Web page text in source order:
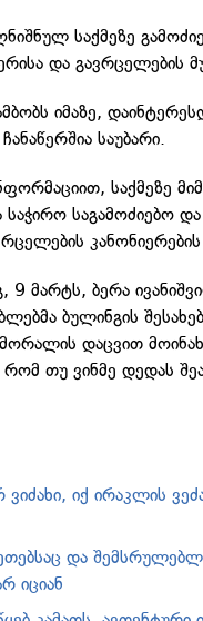
საქმეზე
და გავრცელების
იმაზე,
საუბარი.
საქმეზე
საგამოძიებო
9 მარტს, ბერა
ბულინგის
დაცვით
რომ თუ ვინმე დედას
იქ ირაკლის
და
იციან